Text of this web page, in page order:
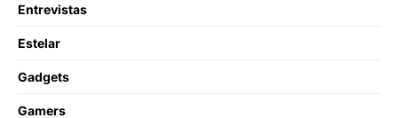
Entrevistas
Estelar
Gadgets
Gamers